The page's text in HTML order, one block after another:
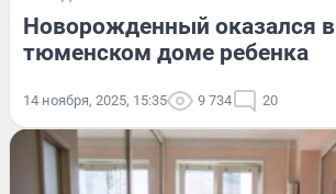
Новорожденный оказался в
тюменском доме ребенка
14 ноября, 2025, 15:35 9 734 20